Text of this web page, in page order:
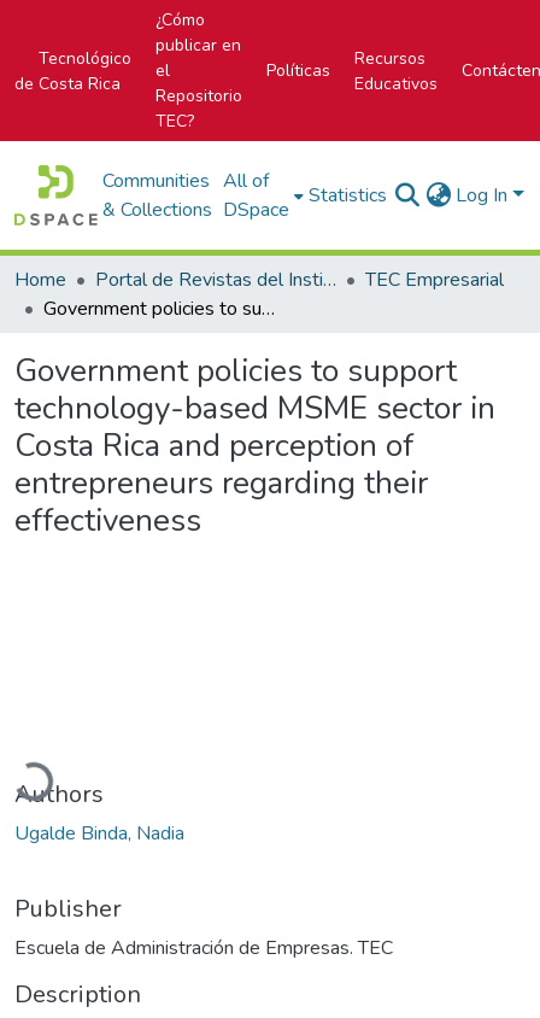
Tecnológico
de Costa Rica
¿Cómo
publicar en
el
Repositorio
TEC?
Políticas
Recursos
Educativos
Communities
& Collections
All of
DSpace
Statistics Log In
Home Portal de Revistas del Instituto Tecnológico de Costa Rica
TEC Empresarial
Government policies to support technology-based MSME sector in Costa Rica and perception of entrepreneurs regarding their effectiveness
Government policies to support
technology-based MSME sector in
Costa Rica and perception of
entrepreneurs regarding their
effectiveness
Loading...
Authors
Ugalde Binda, Nadia
Publisher
Escuela de Administración de Empresas. TEC
Description